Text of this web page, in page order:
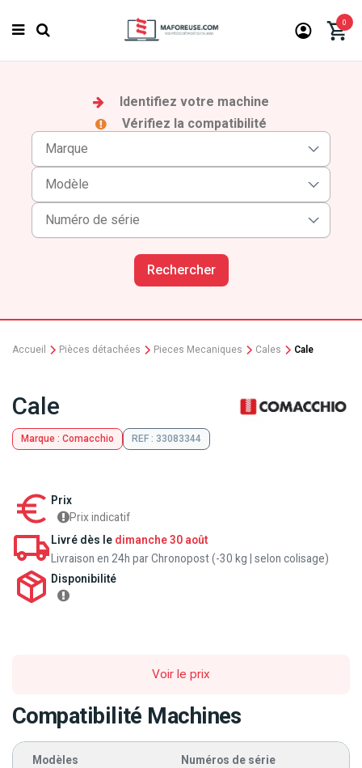
0
Identifiez votre machine
Vérifiez la compatibilité
Rechercher
Accueil Pièces détachées Pieces Mecaniques Cales Cale
Cale
Marque : Comacchio REF : 33083344
Prix
Prix indicatif
Livré dès le dimanche 30 août
Livraison en 24h par Chronopost (-30 kg | selon colisage)
Disponibilité
Voir le prix
Compatibilité Machines
Modèles Numéros de série